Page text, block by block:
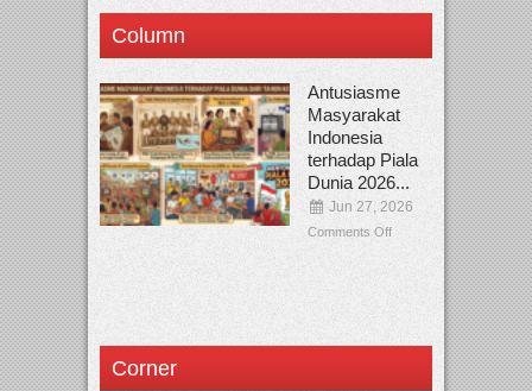
Column
Antusiasme
Masyarakat
Indonesia
terhadap Piala
Dunia 2026...
Jun 27, 2026
Comments Off
Corner